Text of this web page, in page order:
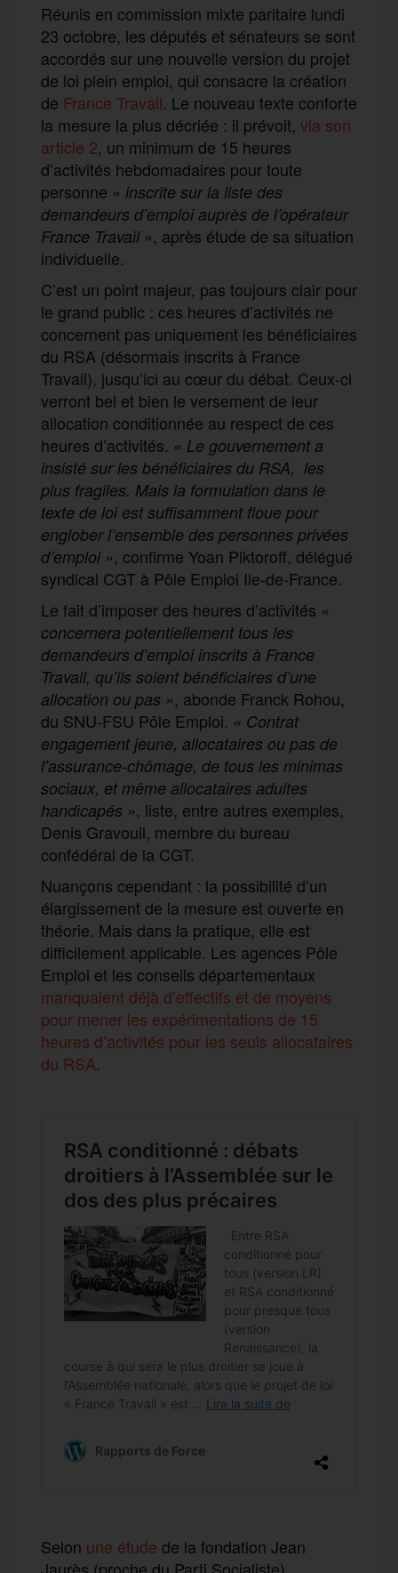
Réunis en commission mixte paritaire lundi
23 octobre, les députés et sénateurs se sont
accordés sur une nouvelle version du projet
de loi plein emploi, qui consacre la création
de France Travail. Le nouveau texte conforte
la mesure la plus décriée : il prévoit, via son
article 2, un minimum de 15 heures
d’activités hebdomadaires pour toute
personne « inscrite sur la liste des
demandeurs d’emploi auprès de l’opérateur
France Travail », après étude de sa situation
individuelle.
C’est un point majeur, pas toujours clair pour
le grand public : ces heures d’activités ne
concernent pas uniquement les bénéficiaires
du RSA (désormais inscrits à France
Travail), jusqu’ici au cœur du débat. Ceux-ci
verront bel et bien le versement de leur
allocation conditionnée au respect de ces
heures d’activités. « Le gouvernement a
insisté sur les bénéficiaires du RSA, les
plus fragiles. Mais la formulation dans le
texte de loi est suffisamment floue pour
englober l’ensemble des personnes privées
d’emploi », confirme Yoan Piktoroff, délégué
syndical CGT à Pôle Emploi Ile-de-France.
Le fait d’imposer des heures d’activités «
concernera potentiellement tous les
demandeurs d’emploi inscrits à France
Travail, qu’ils soient bénéficiaires d’une
allocation ou pas », abonde Franck Rohou,
du SNU-FSU Pôle Emploi. « Contrat
engagement jeune, allocataires ou pas de
l’assurance-chômage, de tous les minimas
sociaux, et même allocataires adultes
handicapés », liste, entre autres exemples,
Denis Gravouil, membre du bureau
confédéral de la CGT.
Nuançons cependant : la possibilité d’un
élargissement de la mesure est ouverte en
théorie. Mais dans la pratique, elle est
difficilement applicable. Les agences Pôle
Emploi et les conseils départementaux
manquaient déjà d’effectifs et de moyens
pour mener les expérimentations de 15
heures d’activités pour les seuls allocataires
du RSA.
Selon une étude de la fondation Jean
Jaurès (proche du Parti Socialiste),